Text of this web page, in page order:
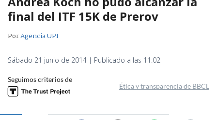
final del ITF 15K de Prerov
PorAgencia UPI
Sábado 21 junio de 2014 | Publicado a las 11:02
Seguimos criterios de
Ética y transparencia de BBCL